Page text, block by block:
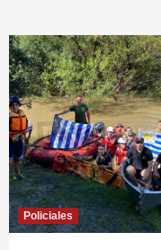
Policiales